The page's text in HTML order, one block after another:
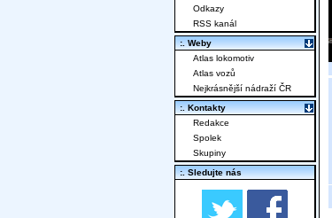
Odkazy
RSS kanál
:. Weby
Atlas lokomotiv
Atlas vozů
Nejkrásnější nádraží ČR
:. Kontakty
Redakce
Spolek
Skupiny
:. Sledujte nás